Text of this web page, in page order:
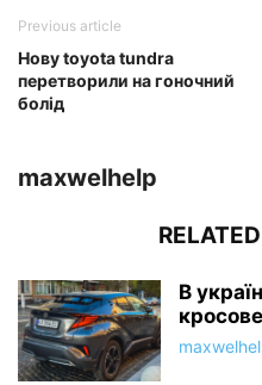
Previous article
Нову toyota tundra
перетворили на гоночний
болід
maxwelhelp
В